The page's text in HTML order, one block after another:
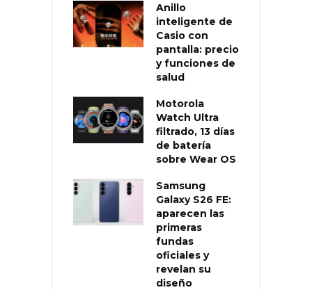
Anillo
inteligente de
Casio con
pantalla: precio
y funciones de
salud
Motorola
Watch Ultra
filtrado, 13 días
de batería
sobre Wear OS
Samsung
Galaxy S26 FE:
aparecen las
primeras
fundas
oficiales y
revelan su
diseño